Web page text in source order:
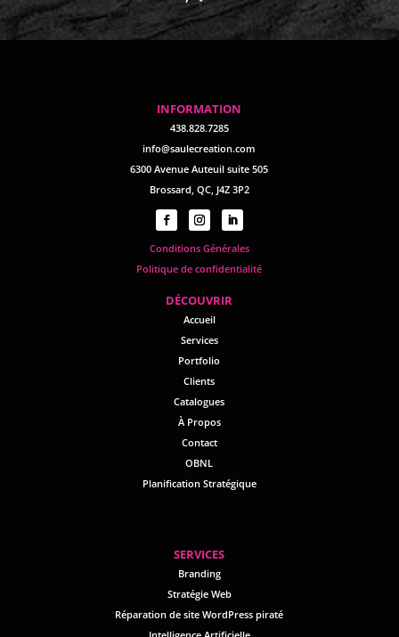
INFORMATION
438.828.7285
info@saulecreation.com
6300 Avenue Auteuil suite 505
Brossard, QC, J4Z 3P2
Conditions Générales
Politique de confidentialité
DÉCOUVRIR
Accueil
Services
Portfolio
Clients
Catalogues
À Propos
Contact
OBNL
Planification Stratégique
SERVICES
Branding
Stratégie Web
Réparation de site WordPress piraté